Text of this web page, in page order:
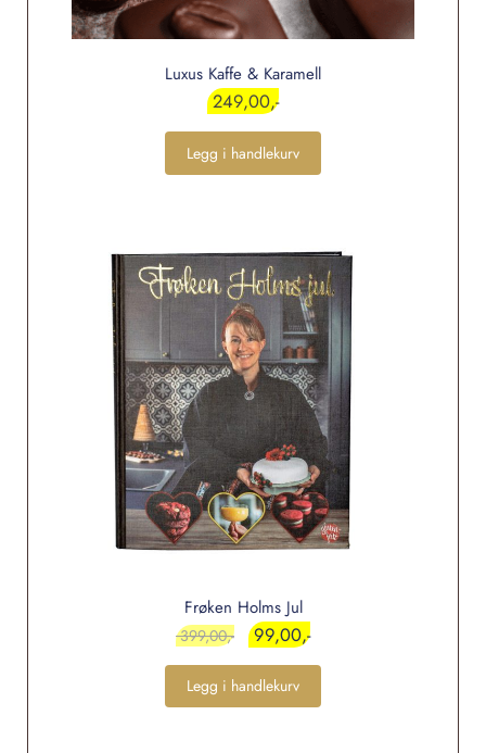
Luxus Kaffe & Karamell
249,00
Legg i handlekurv
Frøken Holms Jul
399,00 99,00
Legg i handlekurv